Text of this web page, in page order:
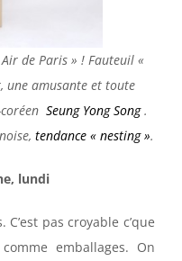
de Paris » ! Fauteuil «
une amusante et toute
Seung Yong Song.
tendance « nesting ».
lundi
pas croyable c’que
emballages. On